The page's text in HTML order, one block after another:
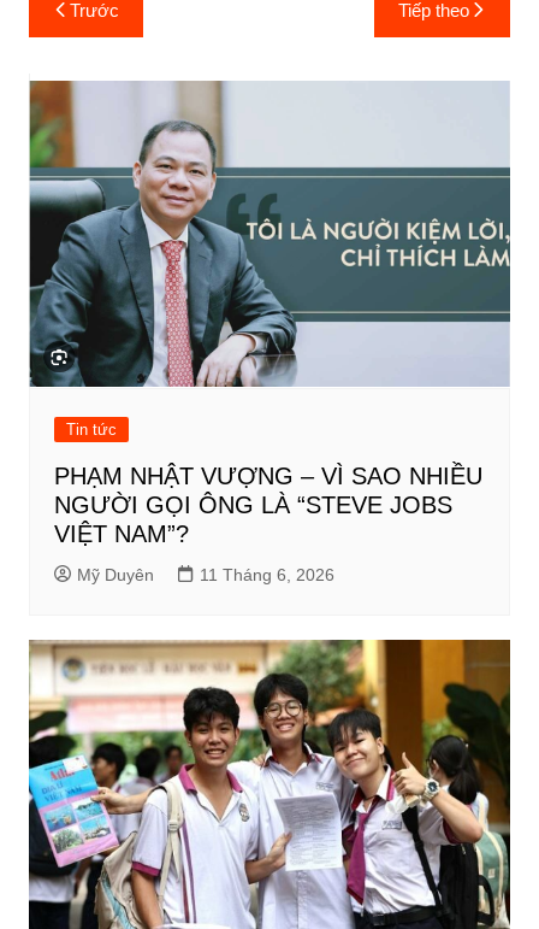
hướng
bài
viết
Trước Tiếp theo
Tin tức
PHẠM NHẬT VƯỢNG – VÌ SAO NHIỀU
NGƯỜI GỌI ÔNG LÀ “STEVE JOBS
VIỆT NAM”?
Mỹ Duyên 11 Tháng 6, 2026